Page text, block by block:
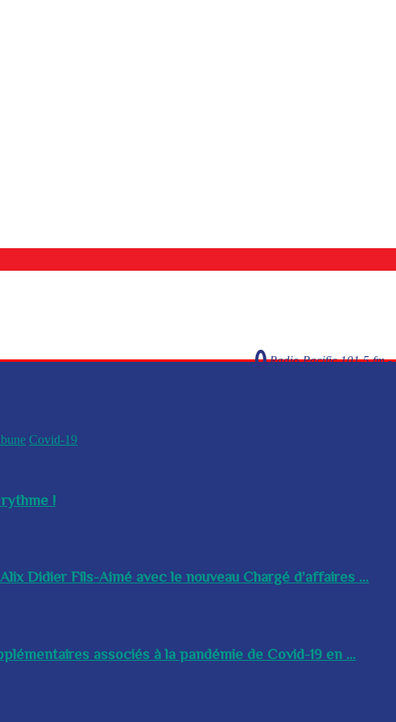
Radio Pacific 101.5 fm -
Covid-19
!
Didier Fils-Aimé avec le nouveau Chargé d’affaires ...
associés à la pandémie de Covid-19 en ...